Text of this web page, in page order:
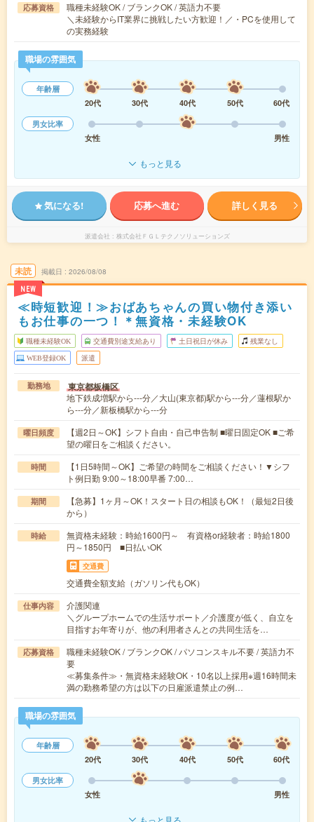
応募資格
職種未経験OK / ブランクOK / 英語力不要
＼未経験からIT業界に挑戦したい方歓迎！／・PCを使用して
の実務経験
職場の雰囲気
年齢層
20代
30代 40代 50代
60代
男女比率
女性
男性
もっと見る
気になる! 応募へ進む 詳しく見る
派遣会社 株式会社ＦＧＬテクノソリューションズ
未読
NEW
掲載日 2026/08/08
≪時短歓迎！≫おばあちゃんの買い物付き添い
もお仕事の一つ！＊無資格・未経験OK
職種未経験OK 交通費別途支給あり 土日祝日が休み 残業なし
WEB登録OK 派遣
勤務地 東京都板橋区
地下鉄成増駅から---分／大山(東京都)駅から---分／蓮根駅か
ら---分／新板橋駅から---分
曜日頻度
【週2日～OK】シフト自由・自己申告制 ■曜日固定OK ■ご希
望の曜日をご相談ください。
時間
【1日5時間～OK】ご希望の時間をご相談ください！▼シフ
ト例日勤 9:00～18:00早番 7:00…
期間
【急募】1ヶ月～OK！スタート日の相談もOK！（最短2日後
から）
時給
無資格未経験：時給1600円～ 有資格or経験者：時給1800
円～1850円 ■日払いOK
交通費
交通費全額支給（ガソリン代もOK）
仕事内容
介護関連
＼グループホームでの生活サポート／介護度が低く、自立を
目指すお年寄りが、他の利用者さんとの共同生活を…
応募資格
職種未経験OK / ブランクOK / パソコンスキル不要 / 英語力不
要
≪募集条件≫・無資格未経験OK・10名以上採用※週16時間未
満の勤務希望の方は以下の日雇派遣禁止の例…
職場の雰囲気
年齢層
20代
30代 40代 50代
60代
男女比率
女性
男性
もっと見る